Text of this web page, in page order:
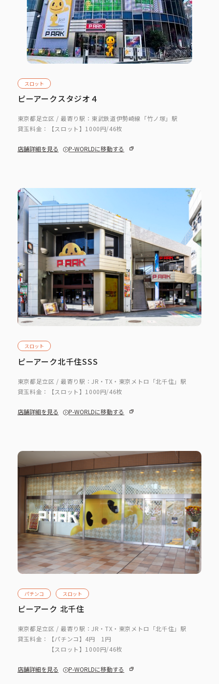
コーポレートブック
CSRニュース
公式アカウント一覧
利用規約 プライバシーポリシー
サイトマップ
スロット
ピーアークスタジオ４
東京都足立区 / 最寄り駅：東武鉄道伊勢崎線「竹ノ塚」駅
貸玉料金：
【スロット】1000円/46枚
店舗詳細を見る P-WORLDに移動する
スロット
ピーアーク北千住SSS
東京都足立区 / 最寄り駅：JR・TX・東京メトロ「北千住」駅
貸玉料金：
【スロット】1000円/46枚
店舗詳細を見る P-WORLDに移動する
パチンコ スロット
ピーアーク 北千住
東京都足立区 / 最寄り駅：JR・TX・東京メトロ「北千住」駅
貸玉料金：
【パチンコ】4円 1円
【スロット】1000円/46枚
店舗詳細を見る P-WORLDに移動する